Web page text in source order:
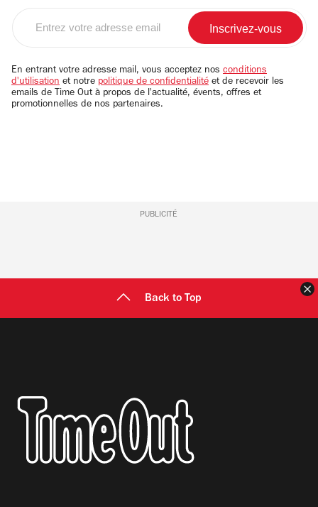
email
En entrant votre adresse mail, vous acceptez nos conditions
d'utilisation et notre politique de confidentialité et de recevoir les
emails de Time Out à propos de l'actualité, évents, offres et
promotionnelles de nos partenaires.
PUBLICITÉ
Back to Top